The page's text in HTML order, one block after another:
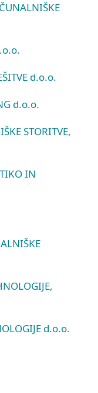
d.o.o.
d.o.o.
STORITVE,
IN
d.o.o.